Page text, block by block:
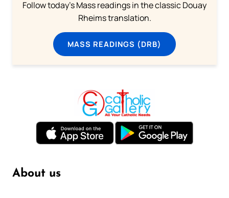
Follow today's Mass readings in the classic Douay
Rheims translation.
MASS READINGS (DRB)
About us